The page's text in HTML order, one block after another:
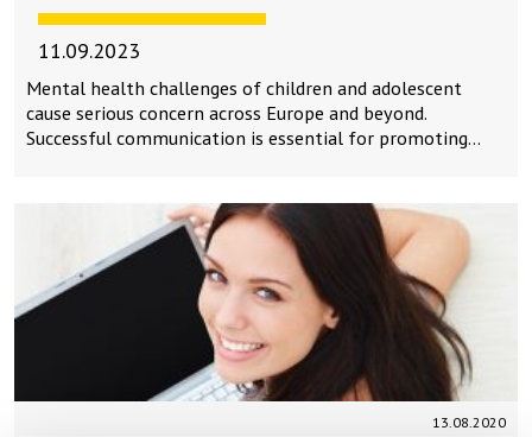
11.09.2023
Mental health challenges of children and adolescent
cause serious concern across Europe and beyond.
Successful communication is essential for promoting…
13.08.2020